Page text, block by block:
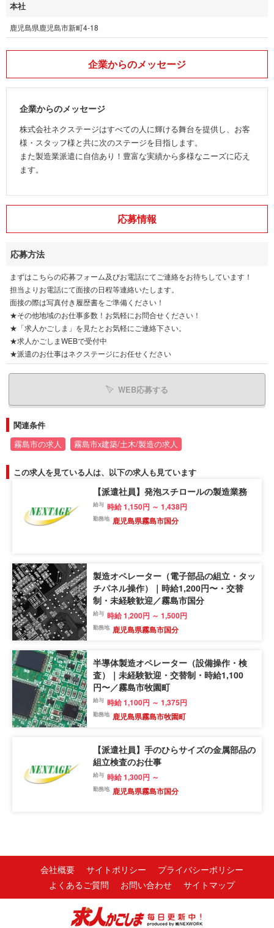
本社
鹿児島県鹿児島市新町4-18
企業からのメッセージ
企業からのメッセージ
株式会社ネクステージはすべての人に輝ける舞台を提供し、お客
様・スタッフ様と共に次のステージを目指します。
また製造業派遣に自信あり！豊富な実績から多様なニーズに応え
ます。
応募情報
応募方法
まずはこちらの応募フォーム及びお電話にてご連絡をお待ちしています！
担当よりお電話にて面接の日程等連絡いたします。
面接の際は写真付き履歴書をご準備ください！
★その他地域のお仕事多数！お気軽にお問合せください！
★「求人かごしま」を見たとお気軽にご連絡下さい。
★求人かごしまWEBで受付中
★派遣のお仕事はネクステージにお任せください
WEB応募する
関連条件
霧島市の求人 霧島市x建築/土木/製造の求人
この求人を見ている人は、以下の求人も見ています
【派遣社員】発泡スチロールの製造業務
給与 時給 1,150円 ～ 1,438円
勤務地 鹿児島県霧島市国分
製造オペレーター（電子部品の組立・タッ
チパネル操作）｜時給1,200円〜・交替
制・未経験歓迎／霧島市国分
給与 時給 1,200円 ～ 1,500円
勤務地 鹿児島県霧島市国分
半導体製造オペレーター（設備操作・検
査）｜未経験歓迎・交替制・時給1,100
円〜／霧島市牧園町
給与 時給 1,100円 ～ 1,375円
勤務地 鹿児島県霧島市牧園町
【派遣社員】手のひらサイズの金属部品の
組立検査のお仕事
給与 時給 1,300円 ～
勤務地 鹿児島県霧島市国分
会社概要 サイトポリシー
プライバシーポリシー
よくあるご質問
お問い合わせ サイトマップ